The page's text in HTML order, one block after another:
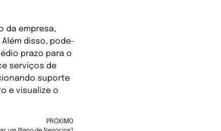
da empresa,
disso, pode-
prazo para o
serviços de
suporte
e visualize o
PRÓXIMO